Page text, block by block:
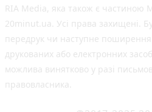
RIA Media, яка також є частиною
20minut.ua. Усі права захищені.
передрук чи наступне поширення
друкованих або електронних
можлива винятково у разі
правовласника.